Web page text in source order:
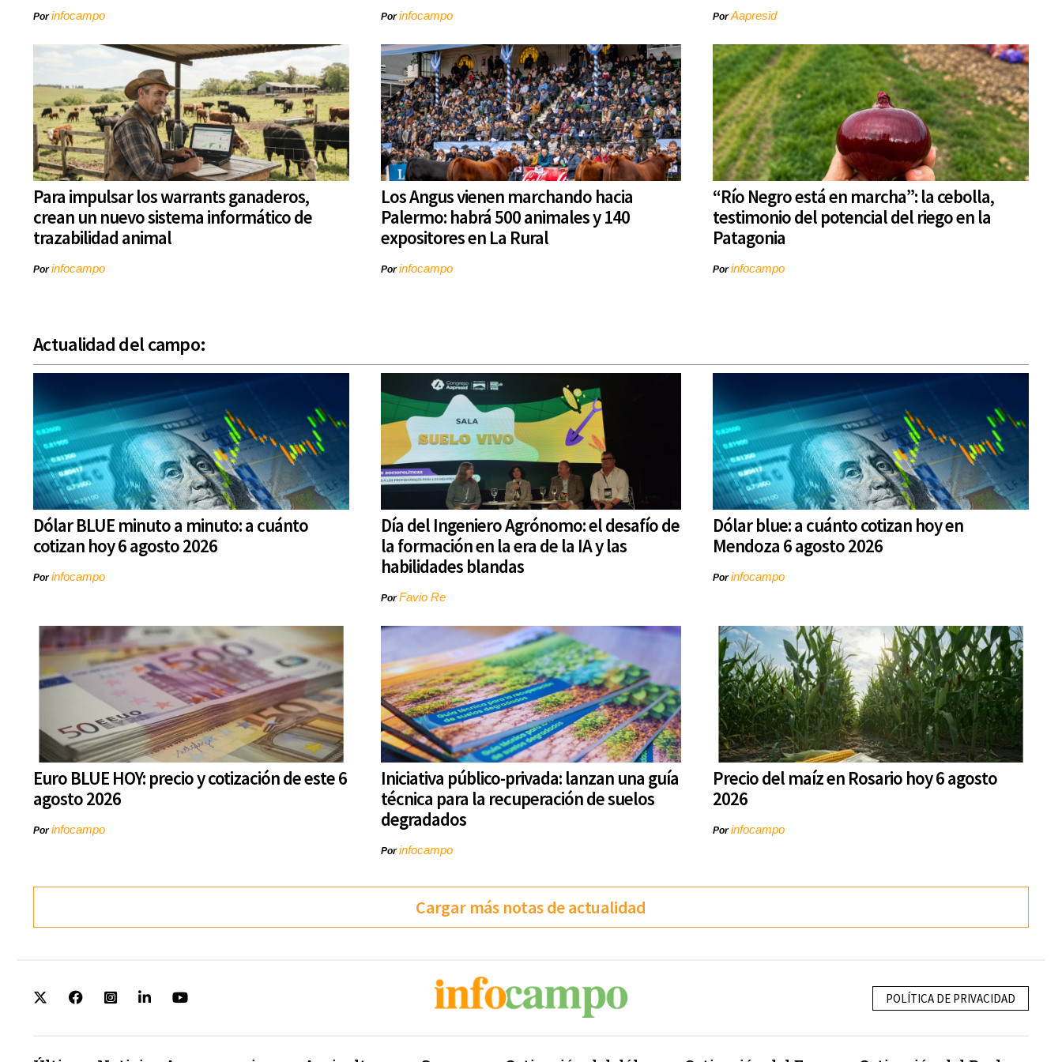
Porinfocampo Porinfocampo PorAapresid
Para impulsar los warrants ganaderos,
crean un nuevo sistema informático de
trazabilidad animal
Porinfocampo
Los Angus vienen marchando hacia
Palermo: habrá 500 animales y 140
expositores en La Rural
Porinfocampo
“Río Negro está en marcha”: la cebolla,
testimonio del potencial del riego en la
Patagonia
Porinfocampo
Actualidad del campo:
Dólar BLUE minuto a minuto: a cuánto
cotizan hoy 6 agosto 2026
Porinfocampo
Día del Ingeniero Agrónomo: el desafío de
la formación en la era de la IA y las
habilidades blandas
PorFavio Re
Dólar blue: a cuánto cotizan hoy en
Mendoza 6 agosto 2026
Porinfocampo
Euro BLUE HOY: precio y cotización de este 6
agosto 2026
Porinfocampo
Iniciativa público-privada: lanzan una guía
técnica para la recuperación de suelos
degradados
Porinfocampo
Precio del maíz en Rosario hoy 6 agosto
2026
Porinfocampo
Cargar más notas de actualidad
POLÍTICA DE PRIVACIDAD